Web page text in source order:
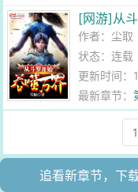
[网游]从
作者： 尘取
状态：连载
更新时间：
最新章节：
追看新章节，下